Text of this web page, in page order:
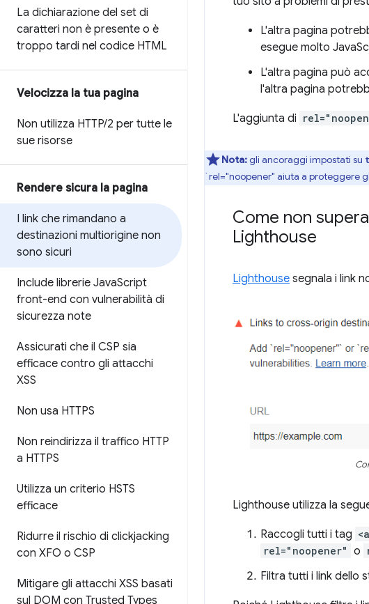
La dichiarazione del set di
caratteri non è presente o è
troppo tardi nel codice HTML
Velocizza la tua pagina
Non utilizza HTTP/2 per tutte le
sue risorse
Rendere sicura la pagina
I link che rimandano a
destinazioni multiorigine non
sono sicuri
Include librerie JavaScript
front-end con vulnerabilità di
sicurezza note
Assicurati che il CSP sia
efficace contro gli attacchi
XSS
Non usa HTTPS
Non reindirizza il traffico HTTP
a HTTPS
Utilizza un criterio HSTS
efficace
Ridurre il rischio di clickjacking
con XFO o CSP
Mitigare gli attacchi XSS basati
sul DOM con Trusted Types
L'altra pagina
esegue molto
L'altra pagina può
l'altra pagina
L'aggiunta di
Nota:gli ancoraggi impostati su
`rel="noopener" aiuta a proteggere
Come non
Lighthouse
Lighthouse segnala i link
Lighthouse utilizza la
Raccogli tutti i tag
rel="noopener" o
Filtra tutti i link dello